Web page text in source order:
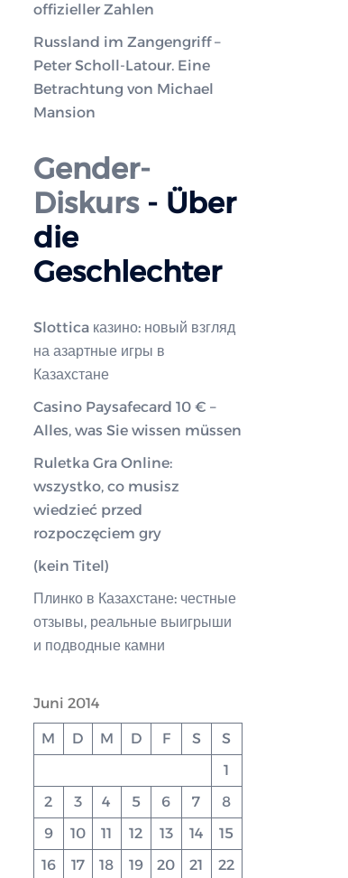
offizieller Zahlen
Russland im Zangengriff –
Peter Scholl-Latour. Eine
Betrachtung von Michael
Mansion
Gender-
Diskurs- Über
die
Geschlechter
Slottica казино: новый взгляд
на азартные игры в
Казахстане
Casino Paysafecard 10 € –
Alles, was Sie wissen müssen
Ruletka Gra Online:
wszystko, co musisz
wiedzieć przed
rozpoczęciem gry
(kein Titel)
Плинко в Казахстане: честные
отзывы, реальные выигрыши
и подводные камни
Juni 2014
M D M D F S
S
1
2
3 4 5 6 7
8
9
10 11 12 13 14
15
16
17 18 19 20 21 22